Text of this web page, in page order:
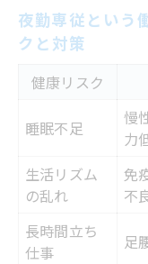
夜勤専従という
クと対策
健康リスク
睡眠不足
慢
力
生活リズム
の乱れ
免
不
長時間立ち
仕事
足